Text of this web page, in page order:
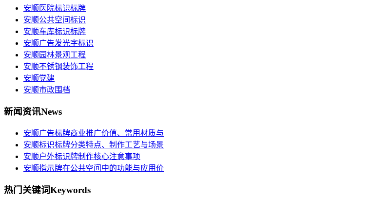
安顺医院标识标牌
安顺公共空间标识
安顺车库标识标牌
安顺广告发光字标识
安顺园林景观工程
安顺不锈钢装饰工程
安顺党建
安顺市政围档
新闻资讯News
安顺广告标牌商业推广价值、常用材质与
安顺标识标牌分类特点、制作工艺与场景
安顺户外标识牌制作核心注意事项
安顺指示牌在公共空间中的功能与应用价
热门关键词Keywords